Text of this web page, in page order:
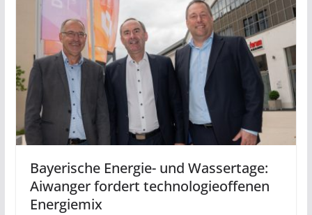
Bayerische Energie- und Wassertage:
Aiwanger fordert technologieoffenen
Energiemix